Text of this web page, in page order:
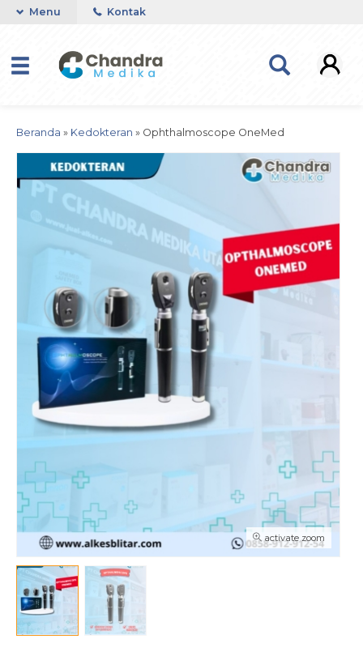
Menu Kontak
Beranda » Kedokteran » Ophthalmoscope OneMed
activate zoom